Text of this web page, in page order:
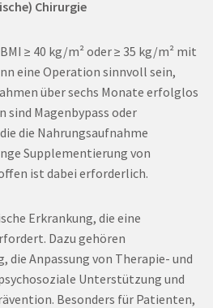
Chirurgie
≥ 40 kg/m² oder ≥ 35 kg/m² mit
eine Operation sinnvoll sein,
über sechs Monate erfolglos
sind Magenbypass oder
die Nahrungsaufnahme
Supplementierung von
ist dabei erforderlich.
Erkrankung, die eine
Dazu gehören
Anpassung von Therapie- und
Unterstützung und
Besonders für Patienten,